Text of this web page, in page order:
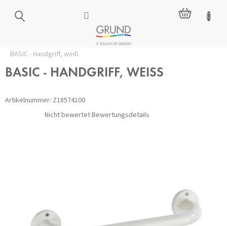
Inhalt
springen
Zubehör für das Badezimmer
BASIC - Handgriff, weiß
BASIC - HANDGRIFF, WEISS
Artikelnummer: Z18574100
Die
durchschnittliche
Nicht bewertetBewertungsdetails